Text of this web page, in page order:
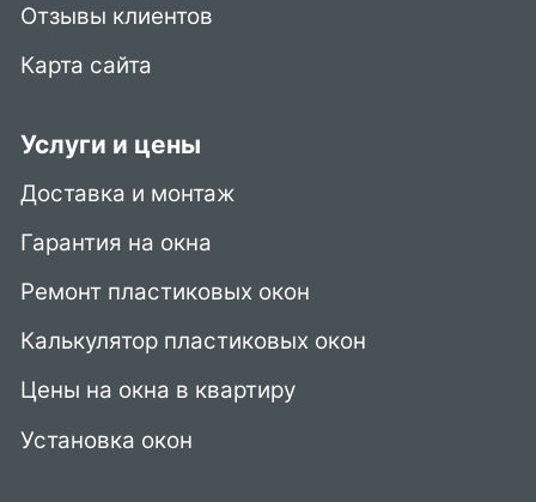
Отзывы клиентов
Карта сайта
Услуги и цены
Доставка и монтаж
Гарантия на окна
Ремонт пластиковых окон
Калькулятор пластиковых окон
Цены на окна в квартиру
Установка окон